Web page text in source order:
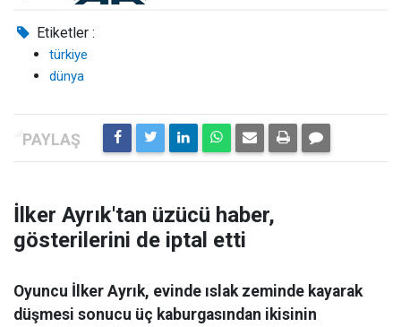
Etiketler :
türkiye
dünya
İlker Ayrık'tan üzücü haber,
gösterilerini de iptal etti
Oyuncu İlker Ayrık, evinde ıslak zeminde kayarak
düşmesi sonucu üç kaburgasından ikisinin